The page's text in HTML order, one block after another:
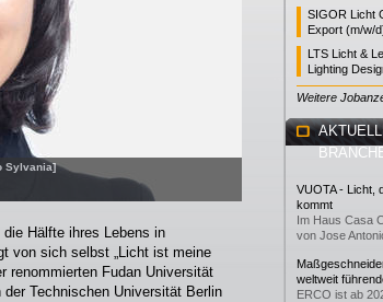
Sylvania]
Hälfte ihres Lebens in
von sich selbst „Licht ist meine
renommierten Fudan Universität
Technischen Universität Berlin
SIGOR Licht
Export (m/w/
LTS Licht &
Lighting
Weitere
VUOTA - Licht,
kommt
Im Haus Casa
von Jose
weltweit
ERCO ist ab